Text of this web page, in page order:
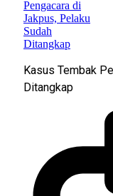
Kasus Tembak
Ditangkap